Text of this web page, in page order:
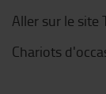
Aller sur le site
Chariots